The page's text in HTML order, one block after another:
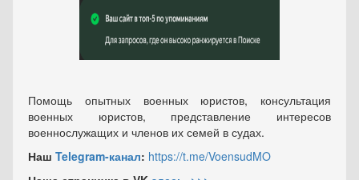
Помощь опытных военных юристов, консультация
военных юристов, представление интересов
военнослужащих и членов их семей в судах.
Наш Telegram-канал: https://t.me/VoensudMO